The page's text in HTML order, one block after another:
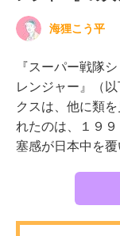
海狸こう平
『スーパー戦隊
レンジャー』（
クスは、他に類
れたのは、１９
塞感が日本中を